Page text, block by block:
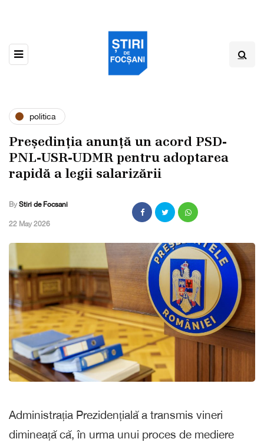
politica
Președinția anunță un acord PSD-
PNL-USR-UDMR pentru adoptarea
rapidă a legii salarizării
By Stiri de Focsani
,22 May 2026
Administrația Prezidențială a transmis vineri
dimineață că, în urma unui proces de mediere